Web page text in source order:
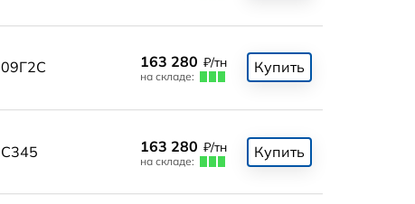
09Г2С 163 280 ₽/тн
на складе:
Купить
С345 163 280 ₽/тн
на складе:
Купить